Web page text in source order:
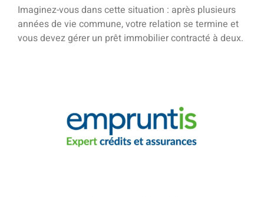
Imaginez-vous dans cette situation : après plusieurs
années de vie commune, votre relation se termine et
vous devez gérer un prêt immobilier contracté à deux.